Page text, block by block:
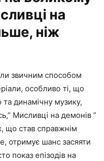
на
ніж
звичним способом
особливо ті, що
динамічну музику,
Мисливці на демонів ”
що став справжнім
отримує шанс засяяти
показ епізодів на